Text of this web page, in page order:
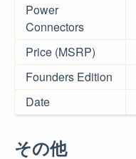
Power
Connectors
Price (MSRP)
Founders Edition
Date
その他